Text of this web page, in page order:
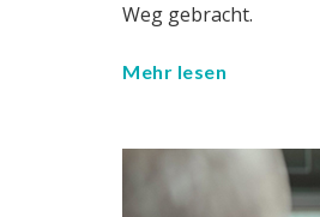
Weg gebracht.
Mehr lesen